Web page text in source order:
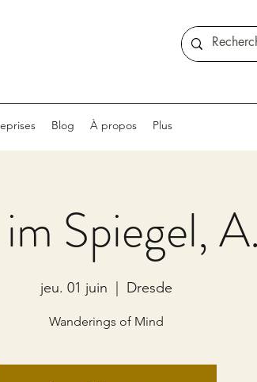
Blog À propos Plus
Spiegel,
jeu. 01 juin Dresde
Wanderings of Mind